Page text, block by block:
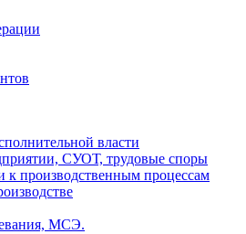
власти
СУОТ, трудовые споры
к производственным процессам
МСЭ.